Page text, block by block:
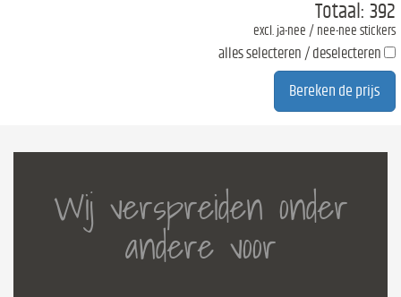
Totaal: 392
excl. ja-nee / nee-nee stickers
alles selecteren / deselecteren
Wij verspreiden onder
andere voor